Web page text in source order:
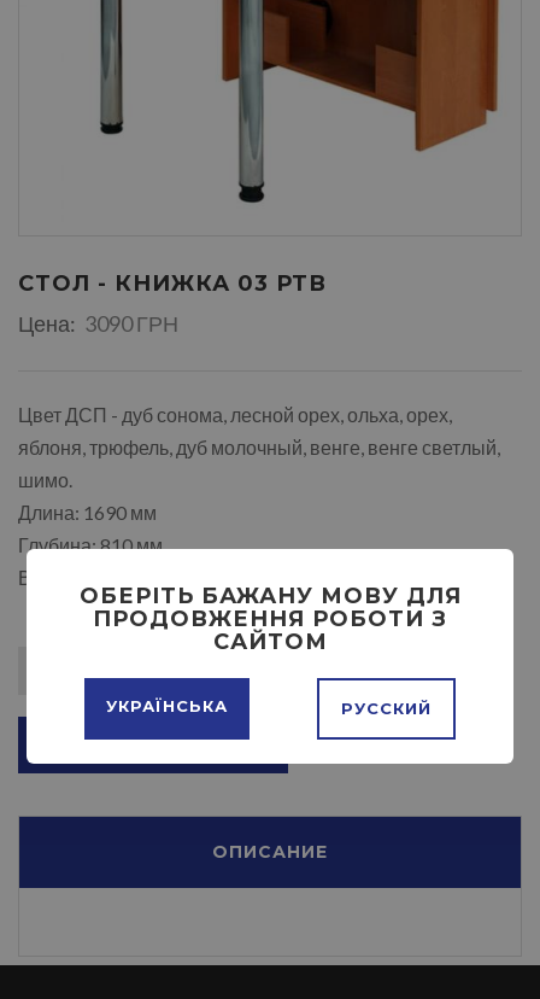
СТОЛ - КНИЖКА 03 РТВ
Цена: 3090 ГРН
Цвет ДСП - дуб сонома, лесной орех, ольха, орех,
яблоня, трюфель, дуб молочный, венге, венге светлый,
шимо.
Длина: 1690 мм
Глубина: 810 мм
Высота: 750 мм
ДОБАВИТЬ В КОРЗИНУ
ОПИСАНИЕ
ОБЕРІТЬ БАЖАНУ МОВУ ДЛЯ
ПРОДОВЖЕННЯ РОБОТИ З
САЙТОМ
УКРАЇНСЬКА РУССКИЙ